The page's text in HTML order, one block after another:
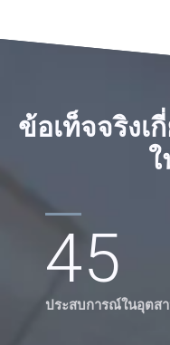
ข้อเท็จจริงเ
45
ประสบการณ์ในอุตส